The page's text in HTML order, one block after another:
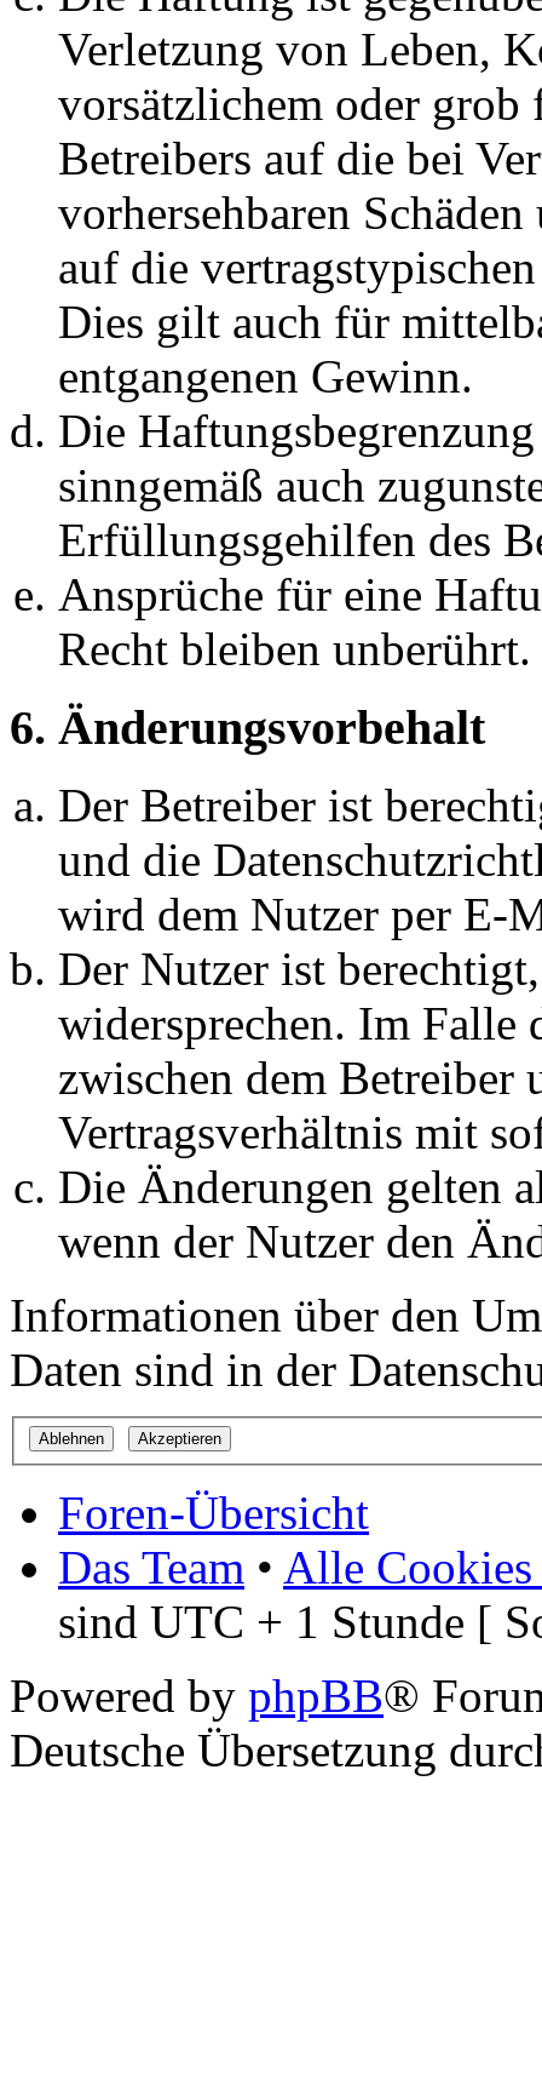
Verletzung von Leben,
vorsätzlichem oder grob
Betreibers auf die bei
vorhersehbaren
auf die
Dies gilt auch für
entgangenen Gewinn.
Die
sinngemäß auch
Erfüllungsgehilfen des
Ansprüche für eine
Recht bleiben unberührt.
6. Änderungsvorbehalt
Der Betreiber ist
und die
wird dem Nutzer per E-
Der Nutzer ist
widersprechen. Im Falle
zwischen dem Betreiber
Vertragsverhältnis mit
Die Änderungen gelten
wenn der Nutzer den
Informationen über den
Daten sind in der
Foren-Übersicht
Das Team • Alle Cookies
sind UTC + 1 Stunde [
Powered by phpBB®
Deutsche Übersetzung